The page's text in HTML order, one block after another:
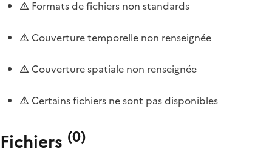
Formats de fichiers non standards
Couverture temporelle non renseignée
Couverture spatiale non renseignée
Certains fichiers ne sont pas disponibles
Fichiers (0)